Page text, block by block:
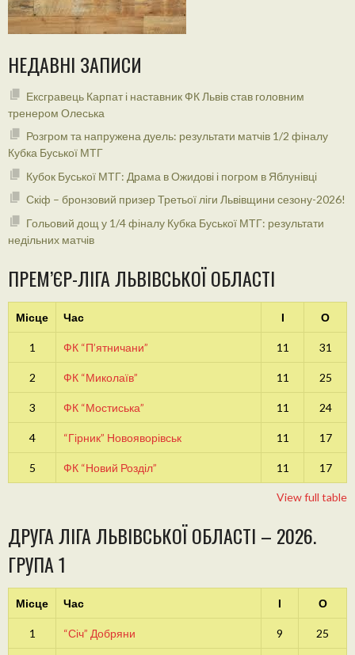
НЕДАВНІ ЗАПИСИ
Ексгравець Карпат і наставник ФК Львів став головним
тренером Олеська
Розгром та напружена дуель: результати матчів 1/2 фіналу
Кубка Буської МТГ
Кубок Буської МТГ: Драма в Ожидові і погром в Яблунівці
Скіф – бронзовий призер Третьої ліги Львівщини сезону-2026!
Гольовий дощ у 1/4 фіналу Кубка Буської МТГ: результати
недільних матчів
ПРЕМ’ЄР-ЛІГА ЛЬВІВСЬКОЇ ОБЛАСТІ
Місце Час І О
1 ФК “П’ятничани” 11 31
2 ФК “Миколаїв” 11 25
3 ФК “Мостиська” 11 24
4 “Гірник” Новояворівськ 11 17
5 ФК “Новий Розділ” 11 17
View full table
ДРУГА ЛІГА ЛЬВІВСЬКОЇ ОБЛАСТІ – 2026.
ГРУПА 1
Місце Час І О
1 “Січ” Добряни 9 25